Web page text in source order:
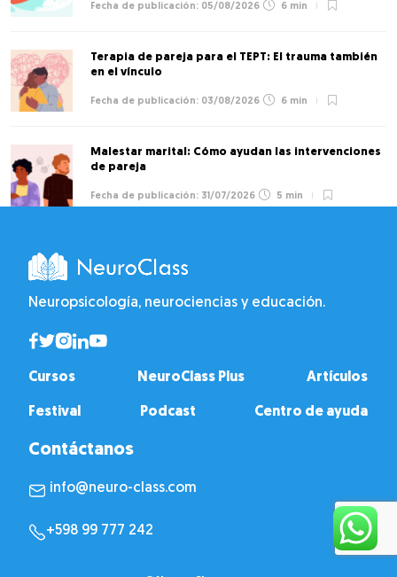
05/08/2026 6 min
Terapia de pareja para el TEPT: El trauma también
en el vínculo
03/08/2026 6 min
Malestar marital: Cómo ayudan las intervenciones
de pareja
31/07/2026 5 min
Neuropsicología, neurociencias y educación.
Cursos NeuroClass Plus Artículos
Festival Podcast Centro de ayuda
Contáctanos
info@neuro-class.com
+598 99 777 242